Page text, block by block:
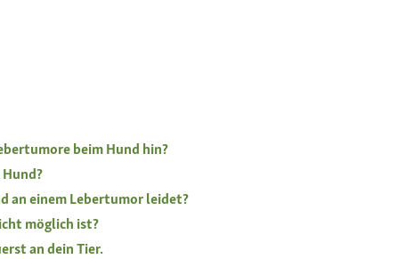
beim Hund hin?
an einem Lebertumor leidet?
möglich ist?
an dein Tier.